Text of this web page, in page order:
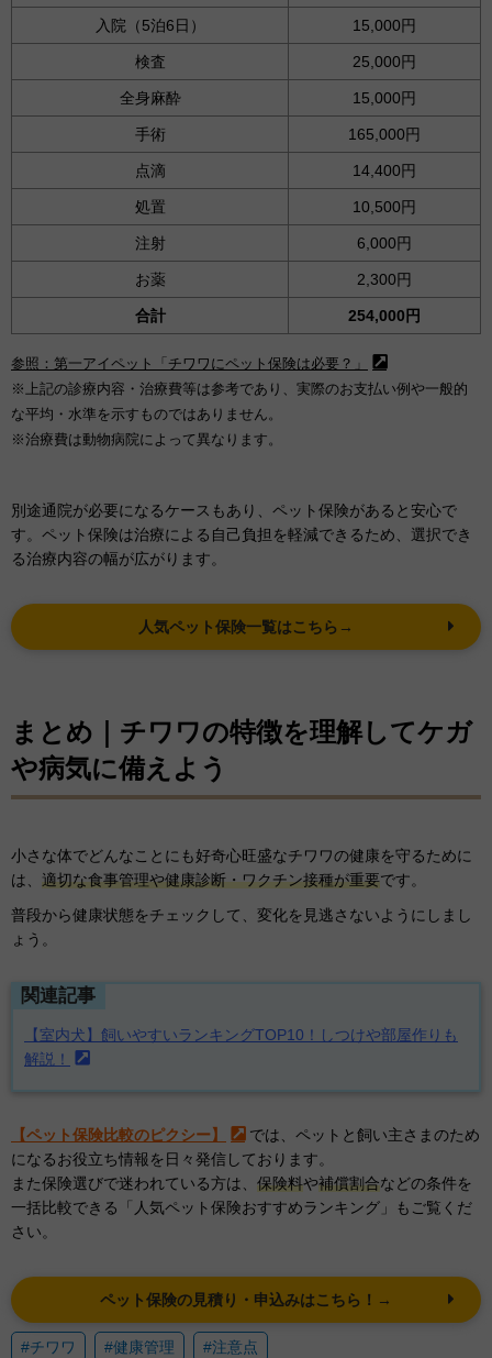
入院（5泊6日） 15,000円
検査 25,000円
全身麻酔 15,000円
手術 165,000円
点滴 14,400円
処置 10,500円
注射 6,000円
お薬 2,300円
合計 254,000円
参照：第一アイペット「チワワにペット保険は必要？」
※上記の診療内容・治療費等は参考であり、実際のお支払い例や一般的
な平均・水準を示すものではありません。
※治療費は動物病院によって異なります。
別途通院が必要になるケースもあり、ペット保険があると安心で
す。ペット保険は治療による自己負担を軽減できるため、選択でき
る治療内容の幅が広がります。
人気ペット保険一覧はこちら→
まとめ｜チワワの特徴を理解してケガ
や病気に備えよう
小さな体でどんなことにも好奇心旺盛なチワワの健康を守るために
は、 適切な食事管理や健康診断・ワクチン接種が重要です。
普段から健康状態をチェックして、変化を見逃さないようにしまし
ょう。
関連記事
【室内犬】飼いやすいランキングTOP10！しつけや部屋作りも
解説！
【ペット保険比較のピクシー】
では、ペットと飼い主さまのため
になるお役立ち情報を日々発信しております。
また保険選びで迷われている方は、 保険料や補償割合などの条件を
一括比較できる「人気ペット保険おすすめランキング」もご覧くだ
さい。
ペット保険の見積り・申込みはこちら！→
#チワワ #健康管理 #注意点